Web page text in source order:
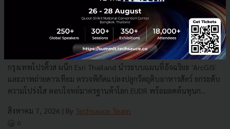
กรุงเทพโปรดิ๊วส x Esri ใช้ดาวเทียม ArcGIS ส่องพิกัดแปลงปลูก
กรุงเทพโปรดิ๊วส ผนึก Esri Thailand นำระบบแผนที่อัจฉริยะ 'ArcGIS'
และภาพถ่ายดาวเทียม ตรวจพิกัดแปลงปลูกวัตถุดิบอาหารสัตว์ ยกระดับ
ความโปร่งใส ตอบโจทย์มาตรฐานค้าโลก EUDR พร้อมลดต้นทุนก...
สิงหาคม 7, 2026 | By Techsauce Team
0